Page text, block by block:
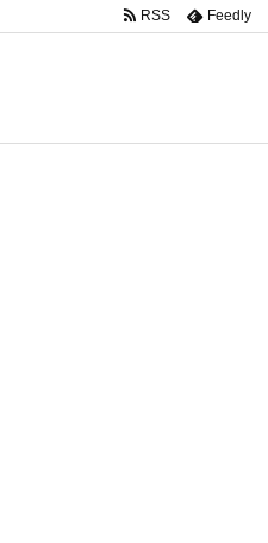
RSS Feedly